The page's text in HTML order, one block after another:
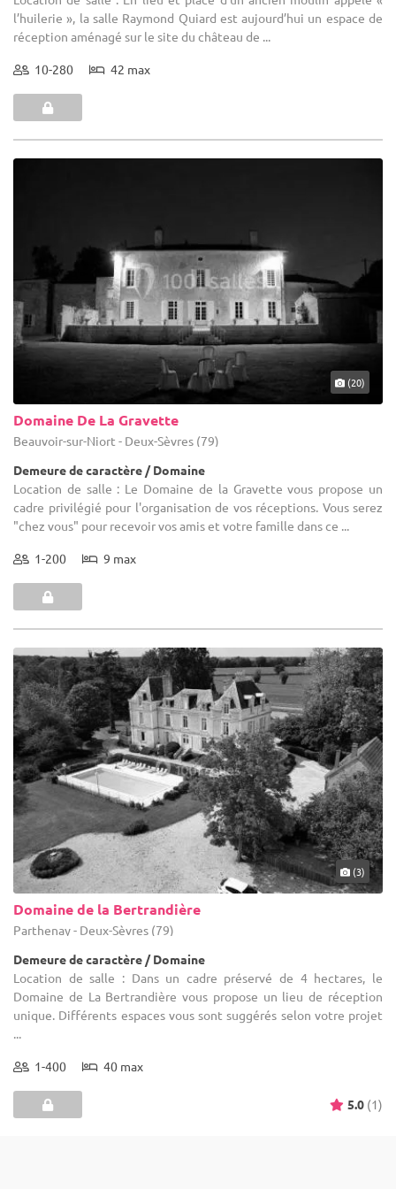
l’huilerie », la salle Raymond Quiard est aujourd’hui un espace de
réception aménagé sur le site du château de ...
10-280 42 max
(20)
Domaine De La Gravette
Beauvoir-sur-Niort - Deux-Sèvres (79)
Demeure de caractère / Domaine
Location de salle : Le Domaine de la Gravette vous propose un
cadre privilégié pour l'organisation de vos réceptions. Vous serez
"chez vous" pour recevoir vos amis et votre famille dans ce ...
1-200 9 max
(3)
Domaine de la Bertrandière
Parthenay - Deux-Sèvres (79)
Demeure de caractère / Domaine
Location de salle : Dans un cadre préservé de 4 hectares, le
Domaine de La Bertrandière vous propose un lieu de réception
unique. Différents espaces vous sont suggérés selon votre projet
...
1-400 40 max
5.0 (1)